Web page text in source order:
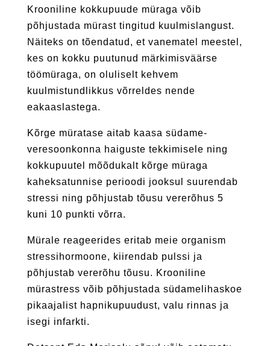
Krooniline kokkupuude müraga võib
põhjustada mürast tingitud kuulmislangust.
Näiteks on tõendatud, et vanematel meestel,
kes on kokku puutunud märkimisväärse
töömüraga, on oluliselt kehvem
kuulmistundlikkus võrreldes nende
eakaaslastega.
Kõrge müratase aitab kaasa südame-
veresoonkonna haiguste tekkimisele ning
kokkupuutel mõõdukalt kõrge müraga
kaheksatunnise perioodi jooksul suurendab
stressi ning põhjustab tõusu vererõhus 5
kuni 10 punkti võrra.
Mürale reageerides eritab meie organism
stressihormoone, kiirendab pulssi ja
põhjustab vererõhu tõusu. Krooniline
mürastress võib põhjustada südamelihaskoe
pikaajalist hapnikupuudust, valu rinnas ja
isegi infarkti.